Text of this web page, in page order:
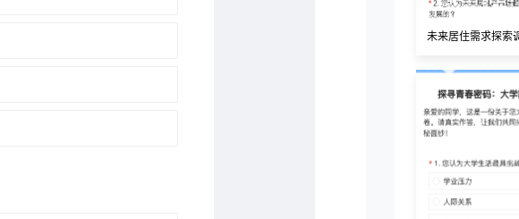
未来居住需求探索